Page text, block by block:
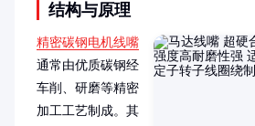
结构与原理
精密碳钢电机线嘴
通常由优质碳钢经
车削、研磨等精密
加工工艺制成。其